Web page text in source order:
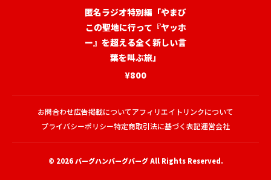
匿名ラジオ特別編「やまび
この聖地に行って『ヤッホ
ー』を超える全く新しい言
葉を叫ぶ旅」
¥800
お問合わせ広告掲載についてアフィリエイトリンクについて
プライバシーポリシー特定商取引法に基づく表記運営会社
© 2026バーグハンバーグバーグAll Rights Reserved.